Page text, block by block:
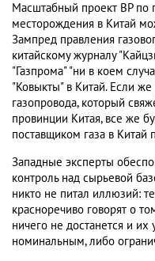
Масштабный проект BP по
месторождения в Китай
Зампред правления
китайскому журналу
"Газпрома" "ни в коем
"Ковыкты" в Китай. Если
газопровода, который
провинции Китая, все же
поставщиком газа в Китай
Западные эксперты
контроль над сырьевой
никто не питал иллюзий:
красноречиво говорят о
ничего не достанется и их
номинальным, либо